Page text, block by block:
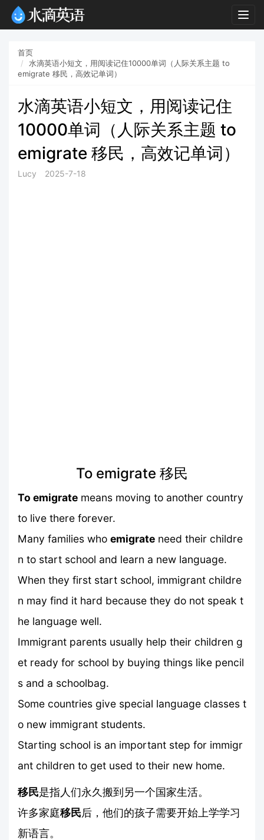
首页
水滴英语小短文，用阅读记住10000单词（人际关系主题 to
emigrate 移民，高效记单词）
水滴英语小短文，用阅读记住
10000单词（人际关系主题 to
emigrate 移民，高效记单词）
Lucy 2025-7-18
To emigrate 移民
To emigrate means moving to another country
to live there forever.
Many families who emigrate need their childre
n to start school and learn a new language.
When they first start school, immigrant childre
n may find it hard because they do not speak t
he language well.
Immigrant parents usually help their children g
et ready for school by buying things like pencil
s and a schoolbag.
Some countries give special language classes t
o new immigrant students.
Starting school is an important step for immigr
ant children to get used to their new home.
移民是指人们永久搬到另一个国家生活。
许多家庭移民后，他们的孩子需要开始上学学习
新语言。